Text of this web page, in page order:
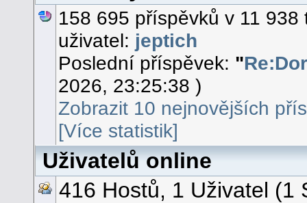
158 695 příspěvků v 11
uživatel: jeptich
Poslední příspěvek: "
2026, 23:25:38 )
Zobrazit 10 nejnovějších
[Více statistik]
Uživatelů online
416 Hostů, 1 Uživatel (1